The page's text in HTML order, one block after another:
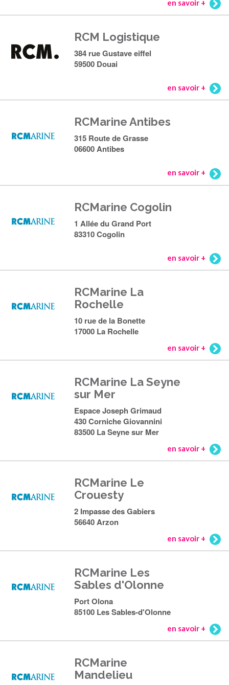
en savoir +
RCM Logistique
384 rue Gustave eiffel
59500 Douai
en savoir +
RCMarine Antibes
315 Route de Grasse
06600 Antibes
en savoir +
RCMarine Cogolin
1 Allée du Grand Port
83310 Cogolin
en savoir +
RCMarine La
Rochelle
10 rue de la Bonette
17000 La Rochelle
en savoir +
RCMarine La Seyne
sur Mer
Espace Joseph Grimaud
430 Corniche Giovannini
83500 La Seyne sur Mer
en savoir +
RCMarine Le
Crouesty
2 Impasse des Gabiers
56640 Arzon
en savoir +
RCMarine Les
Sables d'Olonne
Port Olona
85100 Les Sables-d'Olonne
en savoir +
RCMarine
Mandelieu